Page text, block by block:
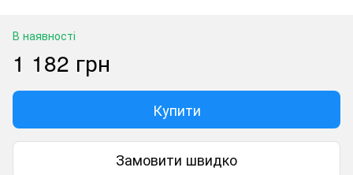
В наявності
1 182 грн
Купити
Замовити швидко